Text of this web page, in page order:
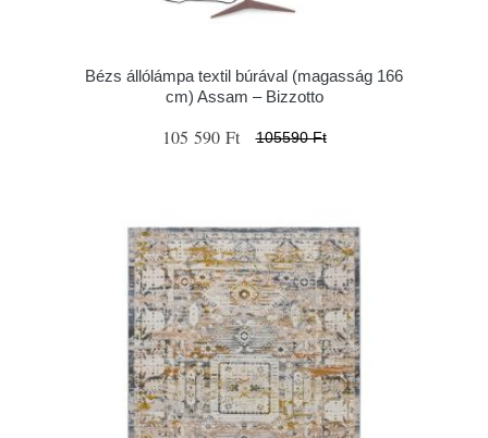
Bézs állólámpa textil búrával (magasság 166
cm) Assam – Bizzotto
105 590 Ft 105590 Ft